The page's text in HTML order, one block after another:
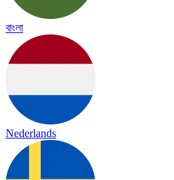
বাংলা
Nederlands